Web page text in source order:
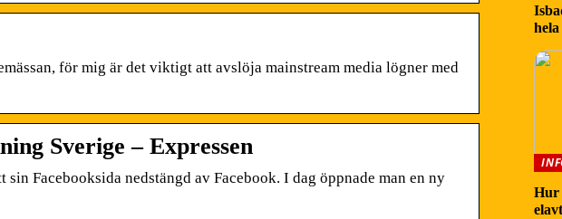
för mig är det viktigt att avslöja mainstream media lögner med
Sverige – Expressen
Facebooksida nedstängd av Facebook. I dag öppnade man en ny
Hur